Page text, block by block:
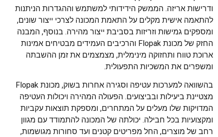
ודרישות אריזה. הממשק הידידותי למשתמש וההגדרות הניתנות
להתאמה אישית מקלים על התאמת המכונה לצרכי ייצור שונים,
ומספקים גמישות וזריזות בסביבת ייצור מהירה. בנוסף, המבנה
החזק של מכונת Flopak והרכיבים העמידים מבטיחים אמינות
ארוכת טווח ותחזוקה מינימלית, מצמצמים את זמן ההשבתה
ומשפרים את המשכיות התפעולית.
בהשוואה למערכות עטיפה וסגירה אחרות בשוק, מכונת Flopak
מצטיינת ביעילות ובביצועים. הפעולה המהירה ויכולות העטיפה
המדויקות שלו מעלים על המתחרים, ומספקת תוצאות עקביות
ומקצועיות בכל חבילה. יכולתה של המכונה להתמודד עם מגוון
רחב של מוצרים, החל מפריטים קטנים ועד סחורות מגושמות,